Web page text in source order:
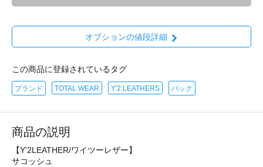
オプションの値段詳細
この商品に登録されているタグ
ブランド TOTAL WEAR Y'2 LEATHERS バック
商品の説明
【Y'2LEATHER/ワイツーレザー】
サコッシュ